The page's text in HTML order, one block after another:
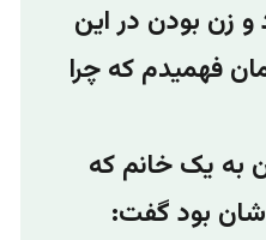
زن بودن در این
فهمیدم که چرا
به یک خانم که
بود گفت: